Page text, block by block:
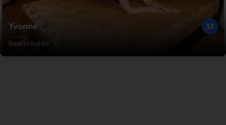
Yvonne
32
Saarbrücken